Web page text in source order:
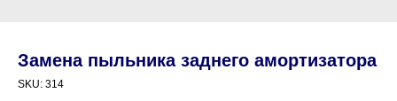
Замена пыльника заднего амортизатора
SKU: 314